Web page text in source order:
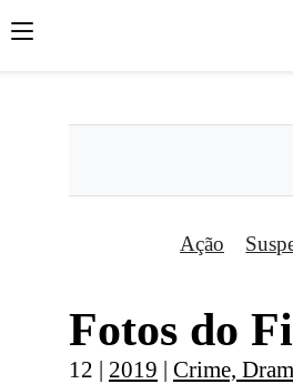
';';
Ação
Fotos do
12 | 2019 | Crime,